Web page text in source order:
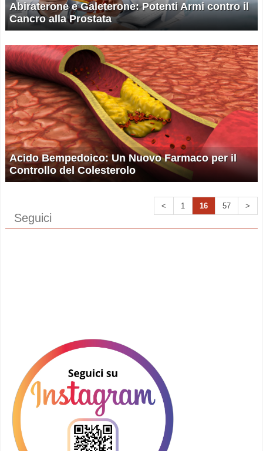
Abiraterone e Galeterone: Potenti Armi contro il
Cancro alla Prostata
Acido Bempedoico: Un Nuovo Farmaco per il
Controllo del Colesterolo
< 1 16 57 >
Seguici